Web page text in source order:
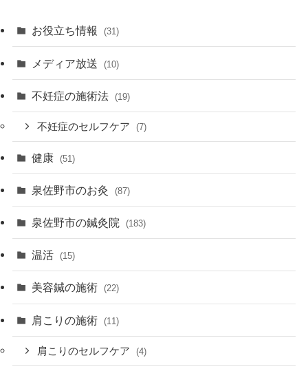
お役立ち情報 (31)
メディア放送 (10)
不妊症の施術法 (19)
不妊症のセルフケア (7)
健康 (51)
泉佐野市のお灸 (87)
泉佐野市の鍼灸院 (183)
温活 (15)
美容鍼の施術 (22)
肩こりの施術 (11)
肩こりのセルフケア (4)